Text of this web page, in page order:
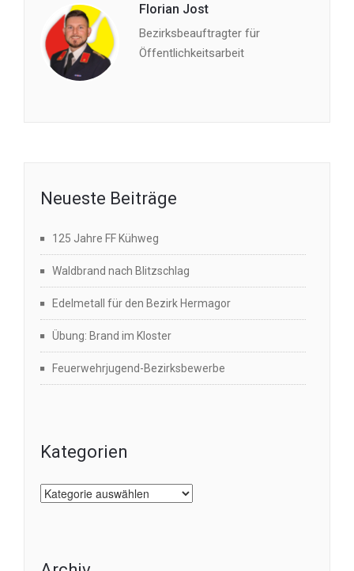
Florian Jost
Bezirksbeauftragter für
Öffentlichkeitsarbeit
Neueste Beiträge
125 Jahre FF Kühweg
Waldbrand nach Blitzschlag
Edelmetall für den Bezirk Hermagor
Übung: Brand im Kloster
Feuerwehrjugend-Bezirksbewerbe
Kategorien
Kategorien